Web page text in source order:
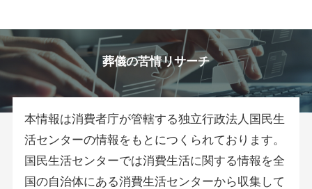
葬儀の苦情リサーチ
本情報は消費者庁が管轄する独立行政法人国民生
活センターの情報をもとにつくられております。
国民生活センターでは消費生活に関する情報を全
国の自治体にある消費生活センターから収集して